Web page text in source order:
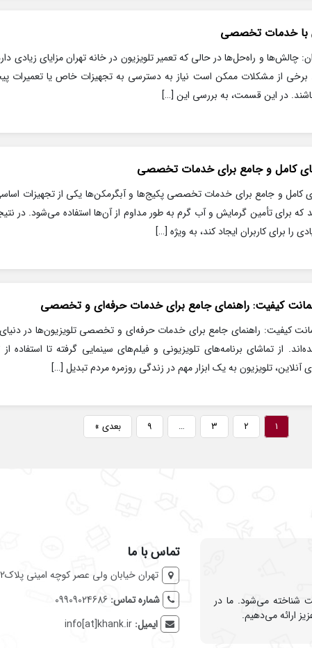
با خدمات تخصصی
چالش‌ها و راه‌حل‌ها در حالی که تعمیر تلویزیون در خانه تهران مزایای زیادی
برخی از مشکلات ممکن است نیاز به دسترسی به تجهیزات خاص یا تعمیرات
در این قسمت، به بررسی این […]
کامل و جامع برای خدمات تخصصی
کامل و جامع برای خدمات تخصصی پکیج‌ها و آبگرمکن‌ها یکی از تجهیزات
برای تأمین گرمایش و آب گرم به طور مداوم از آن‌ها استفاده می‌شود. در
را برای کاربران ایجاد کند، به ویژه […]
ضمانت کیفیت: راهنمای جامع برای خدمات حرفه‌ای و تخصصی
کیفیت: راهنمای جامع برای خدمات حرفه‌ای و تخصصی تلویزیون‌ها در
از تماشای برنامه‌های تلویزیونی و فیلم‌های سینمایی گرفته تا استفاده از
تلویزیون به یک ابزار مهم در زندگی روزمره مردم تبدیل […]
۱ ۲ ۳ … ۹ بعدی »
شناخته می‌شود. ما در
ارائه می‌دهیم.
تماس با ما
تهران خیابان ولی عصر کوچه امینی پلاک512
شماره تماس: 09909024686
ایمیل: info[at]khank.ir